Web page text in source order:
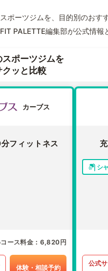
ポーツジムを、目的別のおす
PALETTE編集部が公式情報
ポーツジムを
ッと比較
カーブス
フィットネス
ース料金 6,820円
体験・相談予約
シ
公式